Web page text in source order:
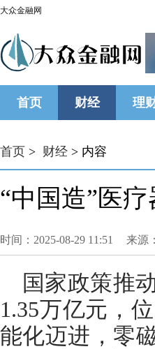
大众金融网
首页 财经 理
首页 > 财经 > 内容
“中国造”医
时间：2025-08-29 11:51 来源
国家政策推
1.35万亿元，
能化迈进，零